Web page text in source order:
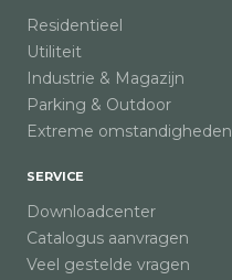
Residentieel
Utiliteit
Industrie & Magazijn
Parking & Outdoor
Extreme omstandigheden
SERVICE
Downloadcenter
Catalogus aanvragen
Veel gestelde vragen